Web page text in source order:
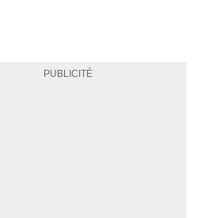
PUBLICITÉ